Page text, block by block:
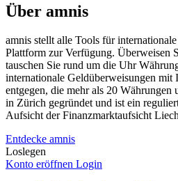
Über amnis
amnis stellt alle Tools für
Plattform zur Verfügung. Überweisen
tauschen Sie rund um die Uhr
internationale Geldüberweisungen
entgegen, die mehr als 20 Währungen
in Zürich gegründet und ist ein
Aufsicht der Finanzmarktaufsicht
Entdecke amnis
Loslegen
Konto eröffnen Login